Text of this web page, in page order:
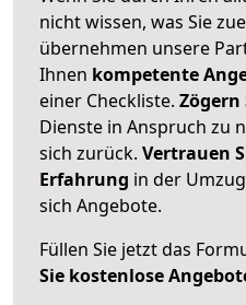
nicht wissen, was Sie
übernehmen unsere
Ihnen kompetente
einer Checkliste. Zögern
Dienste in Anspruch zu
sich zurück. Vertrauen
Erfahrung in der
sich Angebote.
Füllen Sie jetzt das
Sie kostenlose